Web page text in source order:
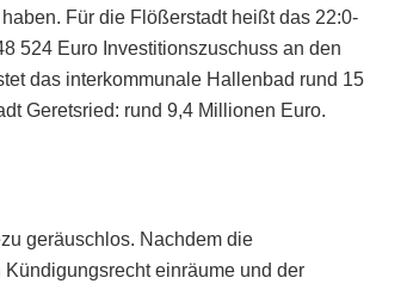
Für die Flößerstadt heißt das 22:0-
524 Euro Investitionszuschuss an den
das interkommunale Hallenbad rund 15
Geretsried: rund 9,4 Millionen Euro.
geräuschlos. Nachdem die
einräume und der